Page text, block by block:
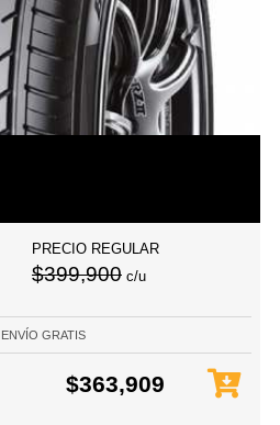
PRECIO REGULAR
$399,900 c/u
GRATIS
$363,909